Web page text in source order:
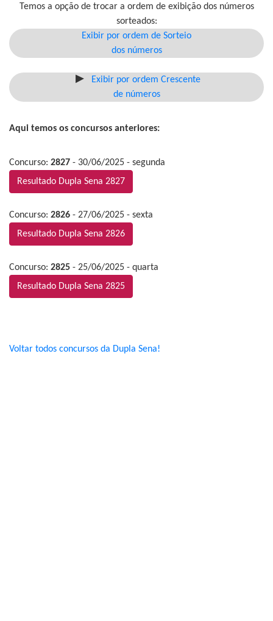
Temos a opção de trocar a ordem de exibição dos números
sorteados:
Exibir por ordem de Sorteio
dos números
Exibir por ordem Crescente
de números
Aqui temos os concursos anteriores:
Concurso: 2827 - 30/06/2025 - segunda
Resultado Dupla Sena 2827
Concurso: 2826 - 27/06/2025 - sexta
Resultado Dupla Sena 2826
Concurso: 2825 - 25/06/2025 - quarta
Resultado Dupla Sena 2825
Voltar todos concursos da Dupla Sena!